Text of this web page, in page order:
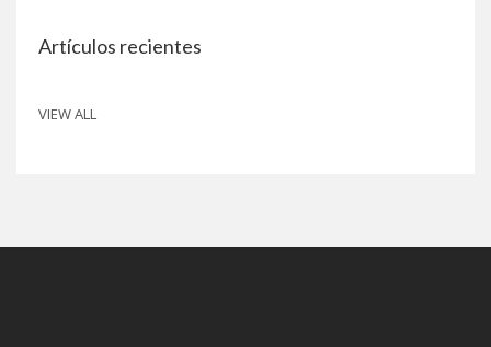
Artículos recientes
VIEW ALL